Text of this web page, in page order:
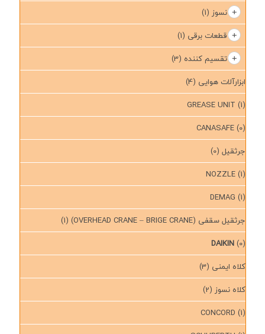
نسوز (1)
قطعات برقی (1)
تقسیم کننده (3)
ابزارآلات هوایی (4)
GREASE UNIT (1)
CANASAFE(0)
جرثقیل (0)
NOZZLE(1)
DEMAG (1)
جرثقیل سقفی (OVERHEAD CRANE – BRIGE CRANE)
(1)
DAIKIN(0)
کلاه ایمنی (3)
کلاه نسوز (2)
CONCORD (1)